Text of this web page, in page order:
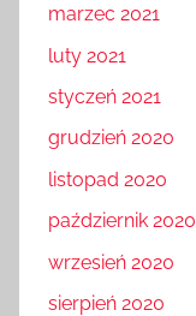
marzec 2021
luty 2021
styczeń 2021
grudzień 2020
listopad 2020
październik 2020
wrzesień 2020
sierpień 2020